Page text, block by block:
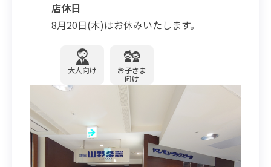
店休日
8月20日(木)はお休みいたします。
大人向け
お子さま
向け